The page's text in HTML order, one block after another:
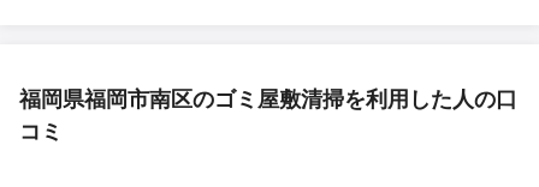
福岡県福岡市南区のゴミ屋敷清掃を利用した人の口
コミ